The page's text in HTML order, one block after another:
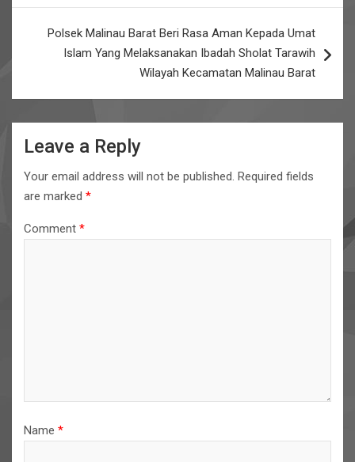
Polsek Malinau Barat Beri Rasa Aman Kepada Umat
Islam Yang Melaksanakan Ibadah Sholat Tarawih
Wilayah Kecamatan Malinau Barat
Leave a Reply
Your email address will not be published. Required fields
are marked *
Comment *
Name *